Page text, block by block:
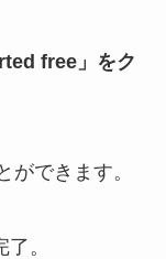
free」をク
ができます。
。